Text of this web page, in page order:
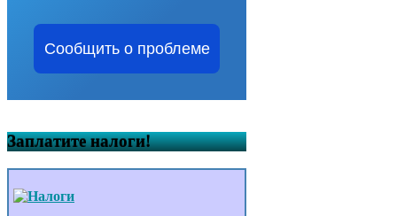
Сообщить о проблеме
Заплатите налоги!